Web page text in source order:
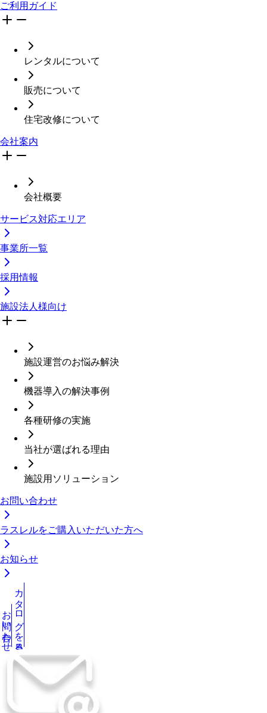
ご利用ガイド
レンタルについて
販売について
住宅改修について
会社案内
会社概要
サービス対応エリア
事業所一覧
採用情報
施設法人様向け
施設運営のお悩み解決
機器導入の解決事例
各種研修の実施
当社が選ばれる理由
施設用ソリューション
お問い合わせ
ラスレルをご購入いただいた方へ
お知らせ
お問い合わせカタログを見る